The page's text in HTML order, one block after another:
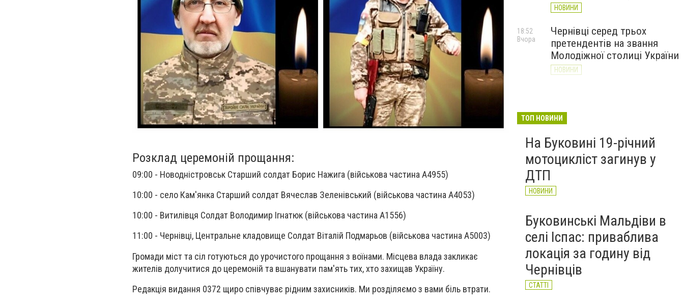
Розклад церемоній прощання:
09:00 - Новодністровськ Старший солдат Борис Нажига (військова частина А4955)
10:00 - село Кам'янка Старший солдат Вячеслав Зеленівський (військова частина А4053)
10:00 - Витилівця Солдат Володимир Ігнатюк (військова частина А1556)
11:00 - Чернівці, Центральне кладовище Солдат Віталій Подмарьов (військова частина А5003)
Громади міст та сіл готуються до урочистого прощання з воїнами. Місцева влада закликає
жителів долучитися до церемоній та вшанувати пам'ять тих, хто захищав Україну.
Редакція видання 0372 щиро співчуває рідним захисників. Ми розділяємо з вами біль втрати.
НОВИНИ
Чернівці серед трьох
претендентів на звання
Молодіжної столиці України
НОВИНИ
18:52
Вчора
транспорту: перелік
НОВИНИ
ТОП НОВИНИ
На Буковині 19-річний
мотоцикліст загинув у
ДТП
НОВИНИ
Буковинські Мальдіви в
селі Іспас: приваблива
локація за годину від
Чернівців
СТАТТІ